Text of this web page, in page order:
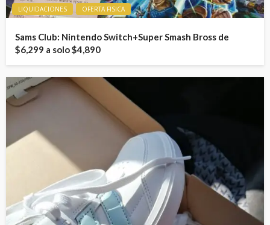
LIQUIDACIONES OFERTA FISICA
Sams Club: Nintendo Switch+Super Smash Bross de
$6,299 a solo $4,890